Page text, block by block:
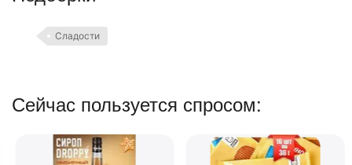
Сладости
Сейчас пользуется спросом: